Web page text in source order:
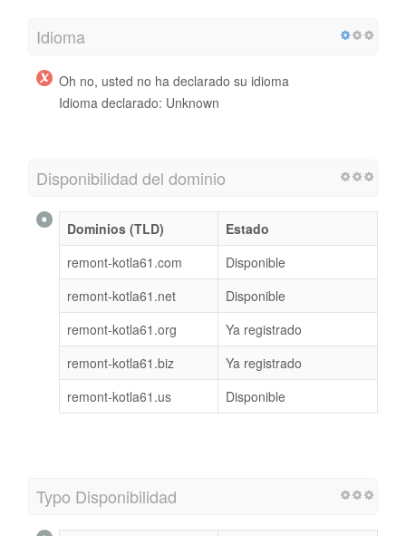
Idioma
Oh no, usted no ha declarado su idioma
Idioma declarado: Unknown
Disponibilidad del dominio
Dominios (TLD)
Estado
remont-kotla61.com
Disponible
remont-kotla61.net
Disponible
remont-kotla61.org
Ya registrado
remont-kotla61.biz
Ya registrado
remont-kotla61.us
Disponible
Typo Disponibilidad